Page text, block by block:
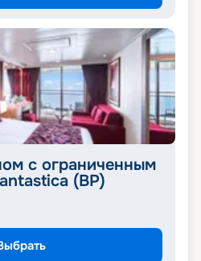
с ограниченным
(BP)